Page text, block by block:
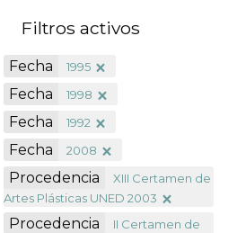
Filtros activos
Fecha 1995
Fecha 1998
Fecha 1992
Fecha 2008
Procedencia
XIII Certamen de
Artes Plásticas UNED 2003
Procedencia
II Certamen de